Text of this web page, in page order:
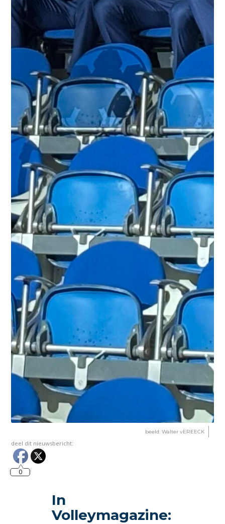
beeld: Walter vEREECK
deel dit nieuwsbericht:
0
In
Volleymagazine: